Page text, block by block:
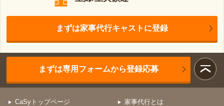
まずは家事代行キャストに登録
まずは専用フォームから登録応募
CaSyトップページ
家事代行とは